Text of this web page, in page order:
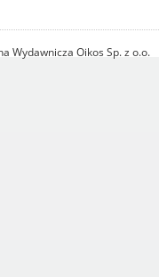
Wydawnicza Oikos Sp. z o.o.